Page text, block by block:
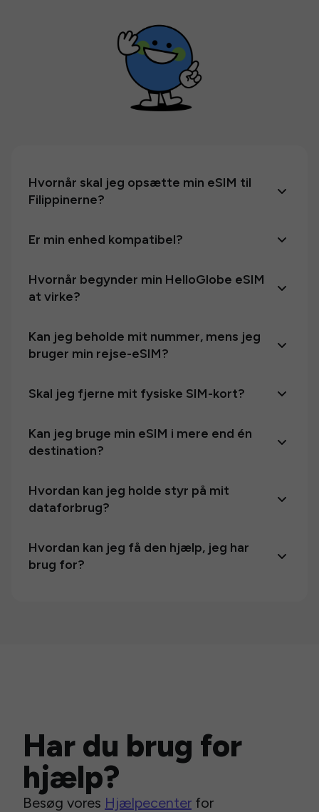
Hvornår skal jeg opsætte min eSIM til
Filippinerne?
Er min enhed kompatibel?
Hvornår begynder min HelloGlobe eSIM
at virke?
Kan jeg beholde mit nummer, mens jeg
bruger min rejse-eSIM?
Skal jeg fjerne mit fysiske SIM-kort?
Kan jeg bruge min eSIM i mere end én
destination?
Hvordan kan jeg holde styr på mit
dataforbrug?
Hvordan kan jeg få den hjælp, jeg har
brug for?
Har du brug for
hjælp?
Besøg vores Hjælpecenter for